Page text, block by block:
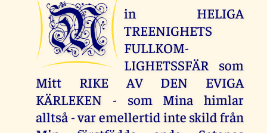
M
in HELIGA
TREENIGHETS
FULLKOM-
LIGHETSSFÄR som
Mitt RIKE AV DEN EVIGA
KÄRLEKEN - som Mina himlar
alltså - var emellertid inte skild från